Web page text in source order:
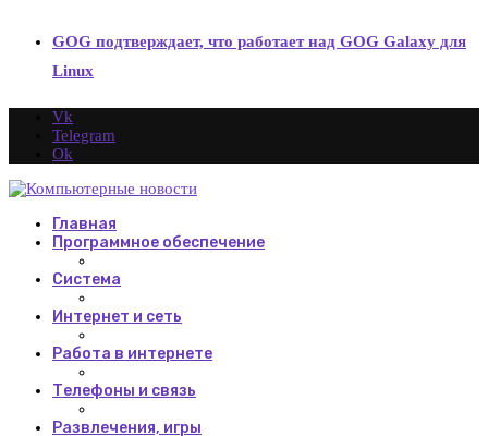
GOG подтверждает, что работает над GOG Galaxy для
Linux
Vk
Telegram
Ok
Главная
Программное обеспечение
Система
Интернет и сеть
Работа в интернете
Телефоны и связь
Развлечения, игры